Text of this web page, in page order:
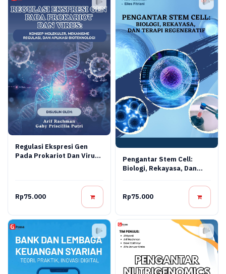
Regulasi Ekspresi Gen
Pada Prokariot Dan Virus:
Rp75.000
Pengantar Stem Cell:
Biologi, Rekayasa, Dan
Rp75.000